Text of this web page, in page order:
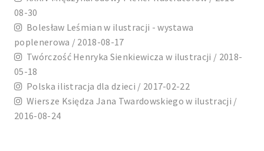
08-30
Bolesław Leśmian w ilustracji - wystawa
poplenerowa / 2018-08-17
Twórczość Henryka Sienkiewicza w ilustracji / 2018-
05-18
Polska ilistracja dla dzieci / 2017-02-22
Wiersze Księdza Jana Twardowskiego w ilustracji /
2016-08-24